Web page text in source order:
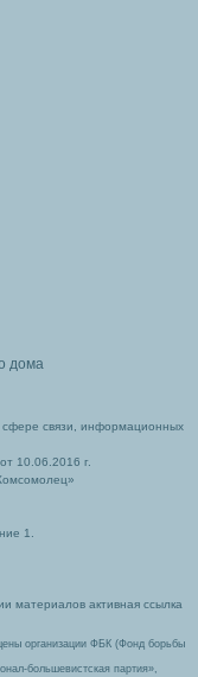
дома
сфере связи, информационных
10.06.2016 г.
1.
материалов активная ссылка
организации ФБК (Фонд борьбы
большевистская партия»,